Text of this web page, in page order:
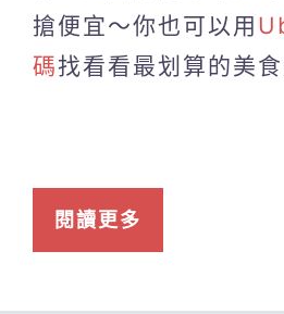
搶便宜～你也可以用
碼找看看最划算的美
閱讀更多